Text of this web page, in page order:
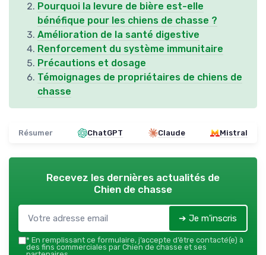
Pourquoi la levure de bière est-elle
bénéfique pour les chiens de chasse ?
Amélioration de la santé digestive
Renforcement du système immunitaire
Précautions et dosage
Témoignages de propriétaires de chiens de
chasse
Résumer ChatGPT Claude Mistral
Recevez les dernières actualités de
Chien de chasse
➔ Je m'inscris
* En remplissant ce formulaire, j’accepte d’être contacté(e) à
des fins commerciales par Chien de chasse et ses